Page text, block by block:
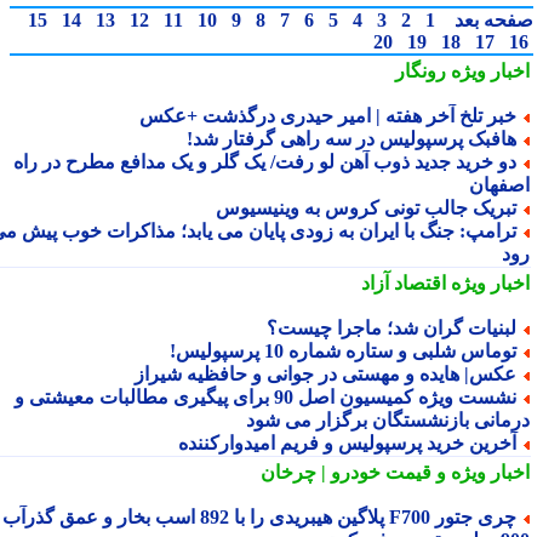
بعد 1
2
3
4
5
6
7
8
9
10
11
12
13
14
15
17
18
19
20
ویژهرونگار
تلخ آخر هفته | امیر حیدری درگذشت +عکس
پرسپولیس در سه راهی گرفتار شد!
خرید جدید ذوب آهن لو رفت/ یک گلر و یک مدافع مطرح در راه
جالب تونی کروس به وینیسیوس
جنگ با ایران به زودی پایان می یابد؛ مذاکرات خوب پیش می
ویژهاقتصاد آزاد
گران شد؛ ماجرا چیست؟
شلبی و ستاره شماره 10 پرسپولیس!
هایده و مهستی در جوانی و حافظیه شیراز
نشست ویژه کمیسیون اصل 90 برای پیگیری مطالبات معیشتی و
بازنشستگان برگزار می شود
خرید پرسپولیس و فریم امیدوارکننده
ویژهو قیمت خودرو | چرخان
چری جتور F700 پلاگین هیبریدی را با 892 اسب بخار و عمق گذرآب